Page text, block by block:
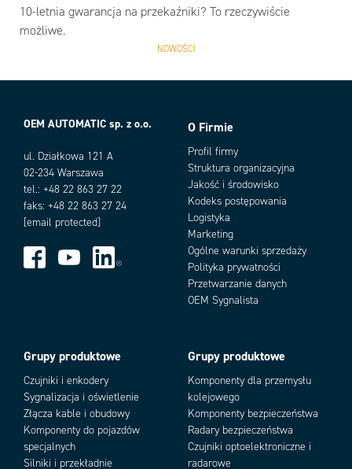
10-letnia gwarancja na przekaźniki? To rzeczywiście
możliwe.
NOWOŚCI
OEM AUTOMATIC sp. z o.o.
ul. Działkowa 121 A
02-234 Warszawa
tel.: +48 22 863 27 22
faks: +48 22 863 27 24
[email protected]
O Firmie
Profil firmy
Struktura organizacyjna
Jakość i środowisko
Kodeks postępowania
Logistyka
Marketing
Ogólne warunki sprzedaży
Polityka prywatności
Przetwarzanie danych
OEM Sygnalista
Grupy produktowe
Czujniki i enkodery
Sygnalizacja i oświetlenie
Złącza kable i obudowy
Komponenty do pojazdów
specjalnych
Silniki i przekładnie
Grupy produktowe
Komponenty dla przemysłu
kolejowego
Komponenty bezpieczeństwa
Radary bezpieczeństwa
Czujniki optoelektroniczne i
radarowe